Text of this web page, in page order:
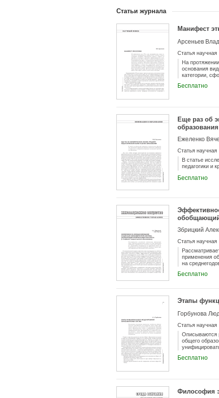
Статьи журнала
Манифест
Арсеньев
Статья научная
На
основания
категории,
наука
другие
Бесплатно
Еще раз об
образования
Ежеленко
Статья научная
В статье
педагогики и
Бесплатно
обобщающий
Збрицкий
Статья научная
применения
на
Бесплатно
Этапы
Горбунова
Статья научная
Описываются
общего
требующие
Бесплатно
Философия